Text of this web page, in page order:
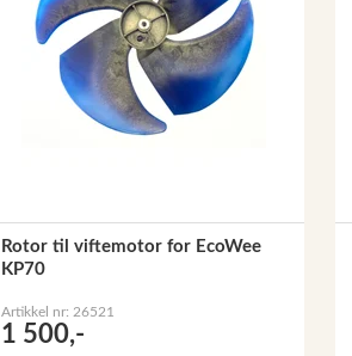
Rotor til viftemotor for EcoWee
KP70
Artikkel nr: 26521
1 500,-